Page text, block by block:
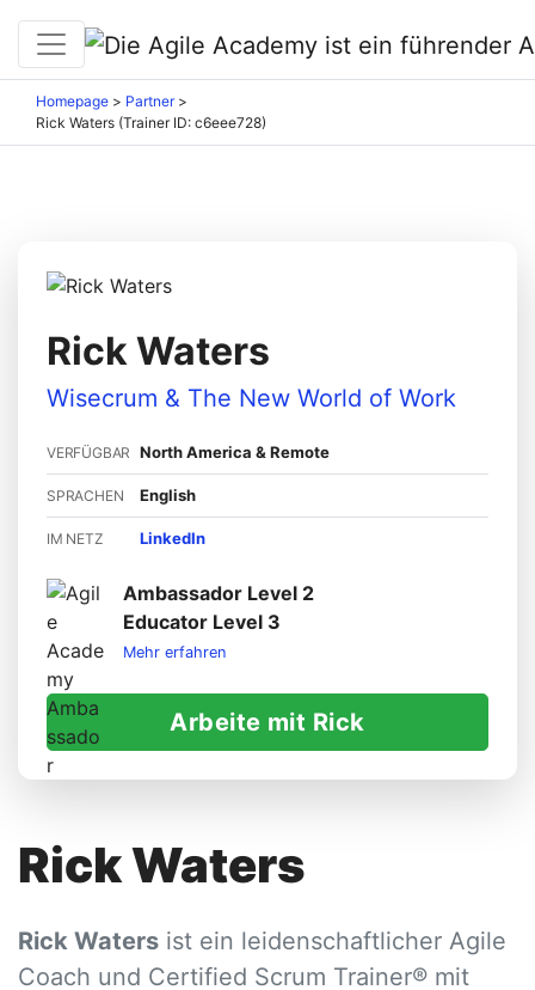
Homepage > Partner>
Rick Waters (Trainer ID: c6eee728)
Rick Waters
Wisecrum & The New World of Work
VERFÜGBAR North America & Remote
SPRACHEN English
IM NETZ LinkedIn
Ambassador Level 2
Educator Level 3
Mehr erfahren
Arbeite mit Rick
Rick Waters
Rick Waters ist ein leidenschaftlicher Agile
Coach und Certified Scrum Trainer® mit